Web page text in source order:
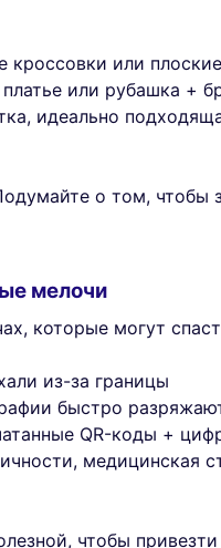
кроссовки или
или рубашка +
идеально
о том, чтобы
мелочи
которые могут
из-за границы
быстро
QR-коды +
медицинская
чтобы